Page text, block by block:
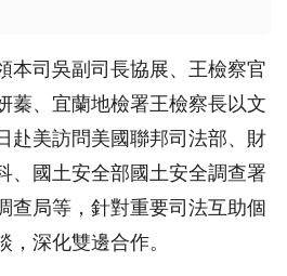
本司吳副司長協展、王檢察官
蓁、宜蘭地檢署王檢察長以文
赴美訪問美國聯邦司法部、財
、國土安全部國土安全調查署
查局等，針對重要司法互助個
深化雙邊合作。